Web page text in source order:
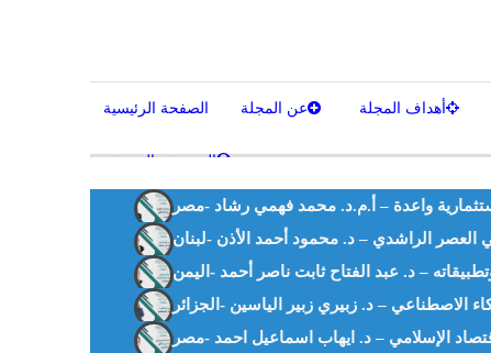
الصفحة الرئيسية عن المجلة أهداف المجلة
المصحف الشريف